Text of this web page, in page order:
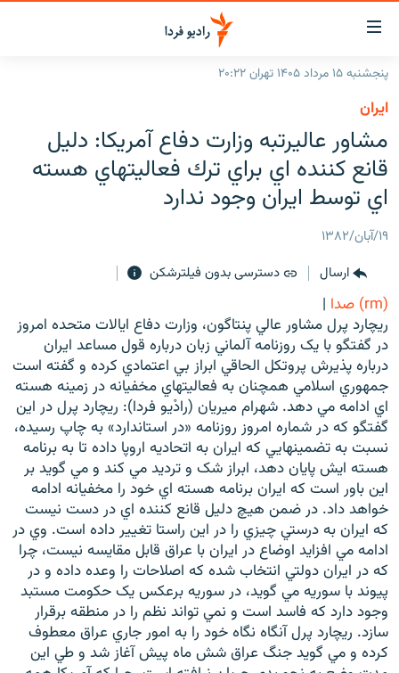
لینک‌های
قابلیت
دسترسی
بازگشت
منوی
اصلی
رفتن
صفحه
ایران
جهان
رادیو
پادکست
گزارش‌های تصویری
گزارش‌های ویدئویی
زنان فردا
English
به ما بپیوندید
زبان‌های دیگر
پنجشنبه ۱۵ مرداد ۱۴۰۵ تهران ۲۰:۲۲
ايران
مشاور عاليرتبه وزارت دفاع آمريکا: دليل
قانع کننده اي براي ترك فعاليتهاي هسته
اي توسط ايران وجود ندارد
۱۹/آبان/۱۳۸۲
ارسال
دسترسی بدون فیلترشکن
(rm) صدا
|
ريچارد پرل مشاور عالي پنتاگون، وزارت دفاع ايالات متحده امروز
در گفتگو با يک روزنامه آلماني زبان درباره قول مساعد ايران
درباره پذيرش پروتکل الحاقي ابراز بي اعتمادي کرده و گفته است
جمهوري اسلامي همچنان به فعاليتهاي مخفيانه در زمينه هسته
اي ادامه مي دهد. شهرام ميريان (رادْيو فردا): ريچارد پرل در اين
گفتگو که در شماره امروز روزنامه «در استاندارد» به چاپ رسيده،
نسبت به تضمينهايي که ايران به اتحاديه اروپا داده تا به برنامه
هسته ايش پايان دهد، ابراز شک و ترديد مي کند و مي گويد بر
اين باور است که ايران برنامه هسته اي خود را مخفيانه ادامه
خواهد داد. در ضمن هيچ دليل قانع کننده اي در دست نيست
که ايران به درستي چيزي را در اين راستا تغيير داده است. وي در
ادامه مي افزايد اوضاع در ايران با عراق قابل مقايسه نيست، چرا
که در ايران دولتي انتخاب شده که اصلاحات را وعده داده و در
پيوند با سوريه مي گويد، در سوريه برعکس يک حکومت مستبد
وجود دارد که فاسد است و نمي تواند نظم را در منطقه برقرار
سازد. ريچارد پرل آنگاه نگاه خود را به امور جاري عراق معطوف
کرده و مي گويد جنگ عراق شش ماه پيش آغاز شد و طي اين